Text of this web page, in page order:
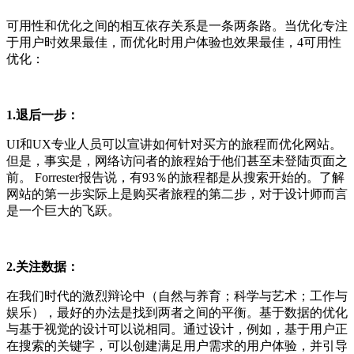
可用性和优化之间的相互依存关系是一条两条路。当优化专注
于用户时效果最佳，而优化时用户体验也效果最佳，4可用性
优化：
1.退后一步：
UI和UX专业人员可以宣讲如何针对买方的旅程而优化网站。
但是，事实是，网络访问者的旅程始于他们甚至未登陆页面之
前。 Forrester报告说，有93％的旅程都是从搜索开始的。了解
网站的第一步实际上是购买者旅程的第二步，对于设计师而言
是一个巨大的飞跃。
2.关注数据：
在我们时代的激烈辩论中（自然与养育；科学与艺术；工作与
娱乐），最好的办法是找到两者之间的平衡。基于数据的优化
与基于视觉的设计可以说相同。通过设计，例如，基于用户正
在搜索的关键字，可以创建满足用户需求的用户体验，并引导